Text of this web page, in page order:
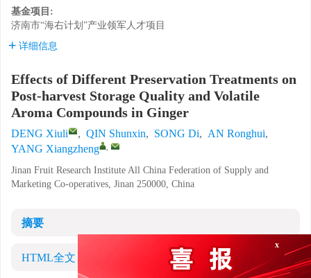
基金项目:
济南市“海右计划”产业领军人才项目
详细信息
Effects of Different Preservation Treatments on
Post-harvest Storage Quality and Volatile
Aroma Compounds in Ginger
DENG Xiuli , QIN Shunxin, SONG Di, AN Ronghui,
YANG Xiangzheng
,
Jinan Fruit Research Institute All China Federation of Supply and
Marketing Co-operatives, Jinan 250000, China
摘要
HTML全文